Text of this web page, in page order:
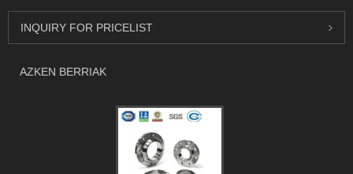
INQUIRY FOR PRICELIST
AZKEN BERRIAK